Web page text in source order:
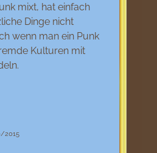
mixt, hat einfach
Dinge nicht
wenn man ein Punk
Kulturen mit
2015